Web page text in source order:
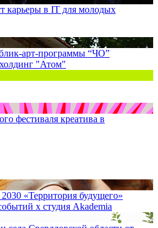
карьеры в IT для молодых
арт-программы “ЧО”
"Атом"
фестиваля креатива в
«Территория будущего»
x студия Akademia